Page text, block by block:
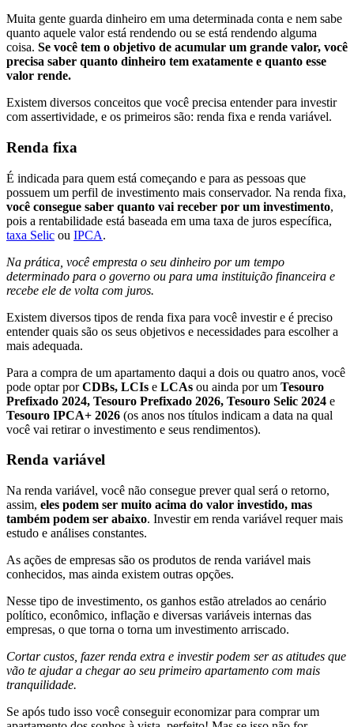
Muita gente guarda dinheiro em uma determinada conta e nem sabe
quanto aquele valor está rendendo ou se está rendendo alguma
coisa. Se você tem o objetivo de acumular um grande valor, você
precisa saber quanto dinheiro tem exatamente e quanto esse
valor rende.
Existem diversos conceitos que você precisa entender para investir
com assertividade, e os primeiros são: renda fixa e renda variável.
Renda fixa
É indicada para quem está começando e para as pessoas que
possuem um perfil de investimento mais conservador. Na renda fixa,
você consegue saber quanto vai receber por um investimento,
pois a rentabilidade está baseada em uma taxa de juros específica,
taxa Selic ou IPCA.
Na prática, você empresta o seu dinheiro por um tempo
determinado para o governo ou para uma instituição financeira e
recebe ele de volta com juros.
Existem diversos tipos de renda fixa para você investir e é preciso
entender quais são os seus objetivos e necessidades para escolher a
mais adequada.
Para a compra de um apartamento daqui a dois ou quatro anos, você
pode optar porCDBs, LCIs e LCAs ou ainda por um Tesouro
Prefixado 2024, Tesouro Prefixado 2026, Tesouro Selic 2024 e
Tesouro IPCA+ 2026 (os anos nos títulos indicam a data na qual
você vai retirar o investimento e seus rendimentos).
Renda variável
Na renda variável, você não consegue prever qual será o retorno,
assim, eles podem ser muito acima do valor investido, mas
também podem ser abaixo. Investir em renda variável requer mais
estudo e análises constantes.
As ações de empresas são os produtos de renda variável mais
conhecidos, mas ainda existem outras opções.
Nesse tipo de investimento, os ganhos estão atrelados ao cenário
político, econômico, inflação e diversas variáveis internas das
empresas, o que torna o torna um investimento arriscado.
Cortar custos, fazer renda extra e investir podem ser as atitudes que
vão te ajudar a chegar ao seu primeiro apartamento com mais
tranquilidade.
Se após tudo isso você conseguir economizar para comprar um